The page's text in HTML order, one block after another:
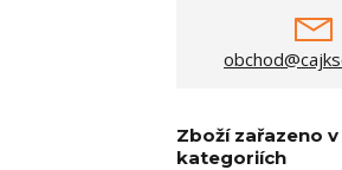
Zboží zařazeno v
kategoriích